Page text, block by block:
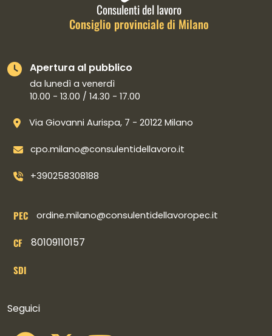
Consulenti del lavoro
Consiglio provinciale di Milano
Apertura al pubblico
da lunedì a venerdì
10.00 - 13.00 / 14.30 - 17.00
Via Giovanni Aurispa, 7 - 20122 Milano
cpo.milano@consulentidellavoro.it
+390258308188
PEC ordine.milano@consulentidellavoropec.it
CF 80109110157
SDI
Seguici